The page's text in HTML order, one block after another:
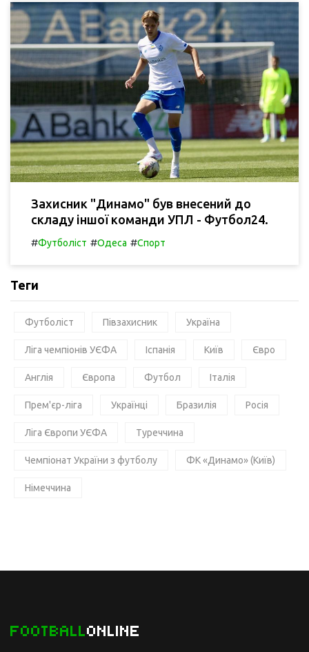
Захисник "Динамо" був внесений до
складу іншої команди УПЛ - Футбол24.
#Футболіст #Одеса #Спорт
Теги
Футболіст Півзахисник Україна
Ліга чемпіонів УЄФА Іспанія Київ Євро
Англія Європа Футбол Італія
Прем'єр-ліга Українці Бразилія Росія
Ліга Європи УЄФА Туреччина
Чемпіонат України з футболу ФК «Динамо» (Київ)
Німеччина
FOOTBALLONLINE